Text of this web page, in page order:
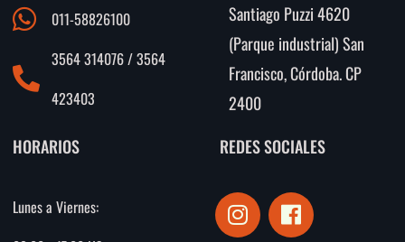
011-58826100
3564 314076 / 3564
423403
Santiago Puzzi 4620
(Parque industrial) San
Francisco, Córdoba. CP
2400
HORARIOS
Lunes a Viernes:
REDES SOCIALES
I
n
F
a